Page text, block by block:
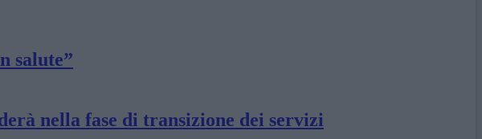
salute”
nella fase di transizione dei servizi